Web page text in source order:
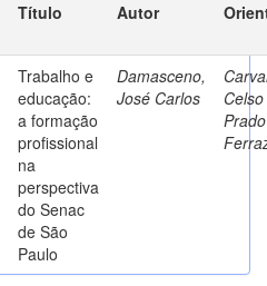
Título Autor
Trabalho e
educação:
a formação
profissional
na
perspectiva
do Senac
de São
Paulo
Damasceno,
José Carlos
Prado